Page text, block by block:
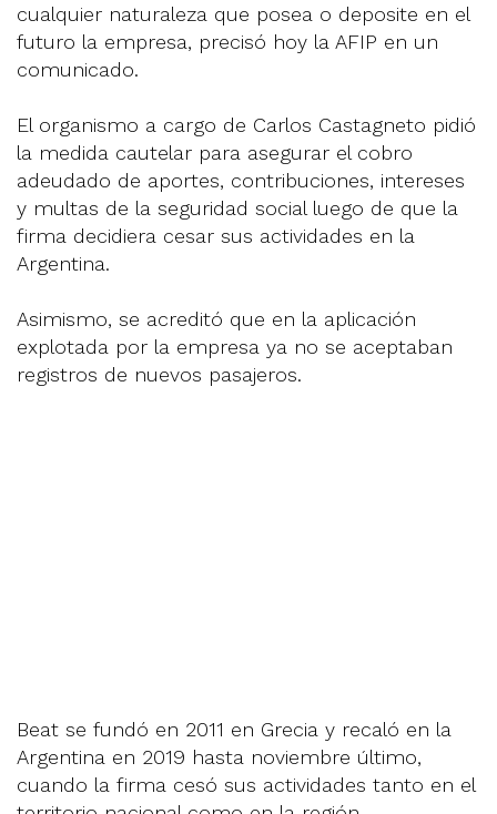
cualquier naturaleza que posea o deposite en el
futuro la empresa, precisó hoy la AFIP en un
comunicado.
El organismo a cargo de Carlos Castagneto pidió
la medida cautelar para asegurar el cobro
adeudado de aportes, contribuciones, intereses
y multas de la seguridad social luego de que la
firma decidiera cesar sus actividades en la
Argentina.
Asimismo, se acreditó que en la aplicación
explotada por la empresa ya no se aceptaban
registros de nuevos pasajeros.
Beat se fundó en 2011 en Grecia y recaló en la
Argentina en 2019 hasta noviembre último,
cuando la firma cesó sus actividades tanto en el